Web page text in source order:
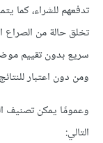
تدفعهم للشراء، كما
تخلق حالة من
سريع بدون تقييم
ومن دون اعتبار
وعمومًا يمكن تصنيف
التالي: